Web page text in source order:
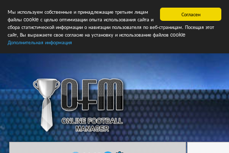
Согласен
Мы используем собственные и принадлежащие третьим лицам
файлы cookie с целью оптимизации опыта использования сайта и
сбора статистической информации о навигации пользователя по веб-страницам. Посещая этот
сайт, Вы выражаете свое согласие на установку и использование файлов cookie
Дополнительная информация
Главная Форум Турниры Сборные НФ Свободные